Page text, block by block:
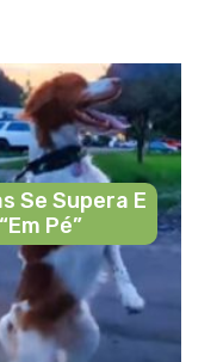
Se Supera E
Pé”